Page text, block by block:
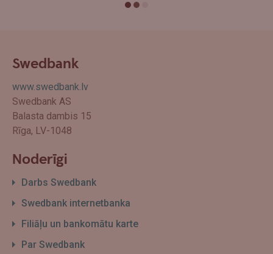
Swedbank
www.swedbank.lv
Swedbank AS
Balasta dambis 15
Rīga, LV-1048
Noderīgi
Darbs Swedbank
Swedbank internetbanka
Filiāļu un bankomātu karte
Par Swedbank